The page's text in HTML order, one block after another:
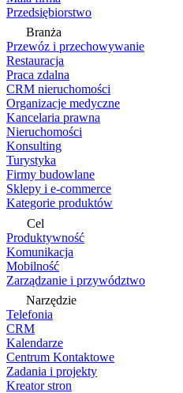
Przedsiębiorstwo
Branża
Przewóz i przechowywanie
Restauracja
Praca zdalna
CRM nieruchomości
Organizacje medyczne
Kancelaria prawna
Nieruchomości
Konsulting
Turystyka
Firmy budowlane
Sklepy i e-commerce
Kategorie produktów
Cel
Produktywność
Komunikacja
Mobilność
Zarządzanie i przywództwo
Narzędzie
Telefonia
CRM
Kalendarze
Centrum Kontaktowe
Zadania i projekty
Kreator stron